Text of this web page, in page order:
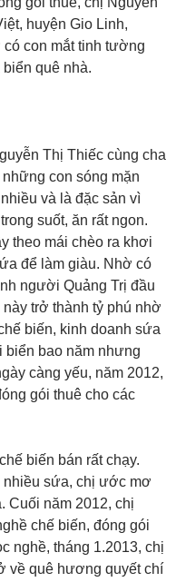
huyện Gio Linh,
con mắt tinh tường
quê nhà.
Thị Thiếc cùng cha
con sóng mặn
và là đặc sản vì
suốt, ăn rất ngon.
theo mái chèo ra khơi
để làm giàu. Nhờ có
người Quảng Trị đầu
trở thành tỷ phú nhờ
biến, kinh doanh sứa
biển bao năm nhưng
càng yếu, năm 2012,
gói thuê cho các
biến bán rất chạy.
nhiều sứa, chị ước mơ
Cuối năm 2012, chị
chế biến, đóng gói
nghề, tháng 1.2013, chị
về quê hương quyết chí